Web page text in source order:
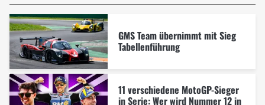
GMS Team übernimmt mit Sieg
Tabellenführung
11 verschiedene MotoGP-Sieger
in Serie: Wer wird Nummer 12 in